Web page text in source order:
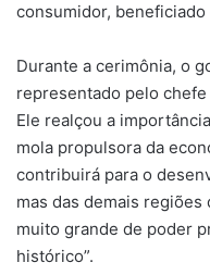
consumidor,
Durante a cerimônia, o
representado pelo
Ele realçou a
mola propulsora da
contribuirá para o
mas das demais regiões
muito grande de poder
histórico”.